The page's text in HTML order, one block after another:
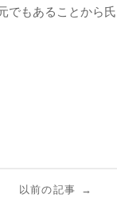
でもあることから
以前の記事 →